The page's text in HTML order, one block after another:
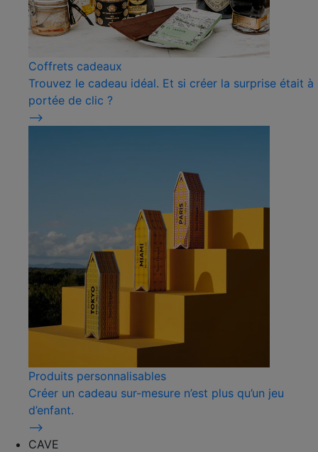
Coffrets cadeaux
Trouvez le cadeau idéal. Et si créer la surprise était à
portée de clic ?
⟶
Produits personnalisables
Créer un cadeau sur-mesure n’est plus qu’un jeu
d’enfant.
⟶
CAVE